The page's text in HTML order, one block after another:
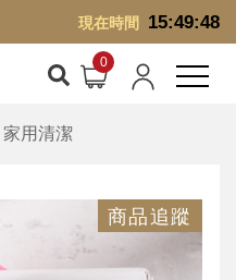
現在時間 15:49:48
家用清潔
商品追蹤